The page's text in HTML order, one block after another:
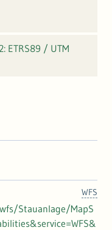
ETRS89 / UTM
WFS
Stauanlage/MapS